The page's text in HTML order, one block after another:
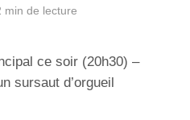
min de lecture